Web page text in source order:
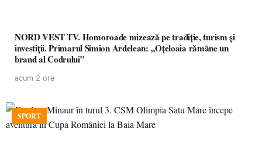
NORD VEST TV. Homoroade mizează pe tradiție, turism și
investiții. Primarul Simion Ardelean: „Oțeloaia rămâne un
brand al Codrului”
acum 2 ore
SPORT